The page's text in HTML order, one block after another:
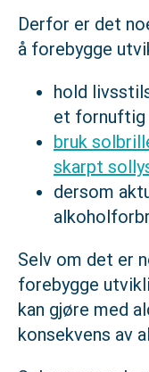
Derfor er det
å forebygge
hold
et fornuftig
bruk
skarpt
dersom
Selv om det er
forebygge
kan gjøre med
konsekvens av